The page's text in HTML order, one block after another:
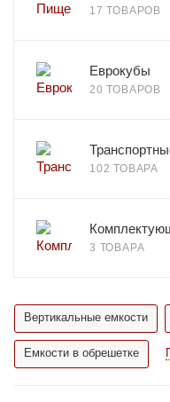
17 ТОВАРОВ
Еврокубы
20 ТОВАРОВ
102 ТОВАРА
3 ТОВАРА
Вертикальные емкости
Емкости в обрешетке